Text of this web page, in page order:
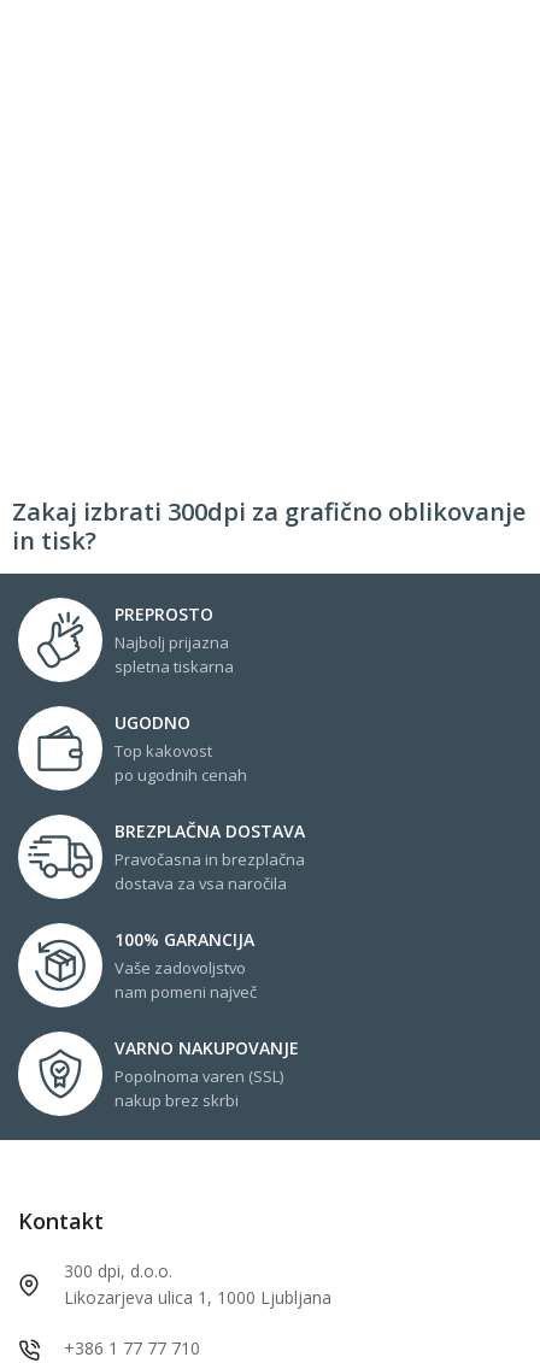
Zakaj izbrati 300dpi za grafično oblikovanje
in tisk?
PREPROSTO
Najbolj prijazna
spletna tiskarna
UGODNO
Top kakovost
po ugodnih cenah
BREZPLAČNA DOSTAVA
Pravočasna in brezplačna
dostava za vsa naročila
100% GARANCIJA
Vaše zadovoljstvo
nam pomeni največ
VARNO NAKUPOVANJE
Popolnoma varen (SSL)
nakup brez skrbi
Kontakt
300 dpi, d.o.o.
Likozarjeva ulica 1, 1000 Ljubljana
+386 1 77 77 710